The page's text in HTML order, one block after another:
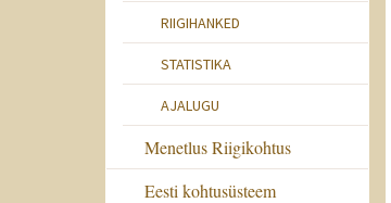
RIIGIHANKED
STATISTIKA
AJALUGU
Menetlus Riigikohtus
Eesti kohtusüsteem